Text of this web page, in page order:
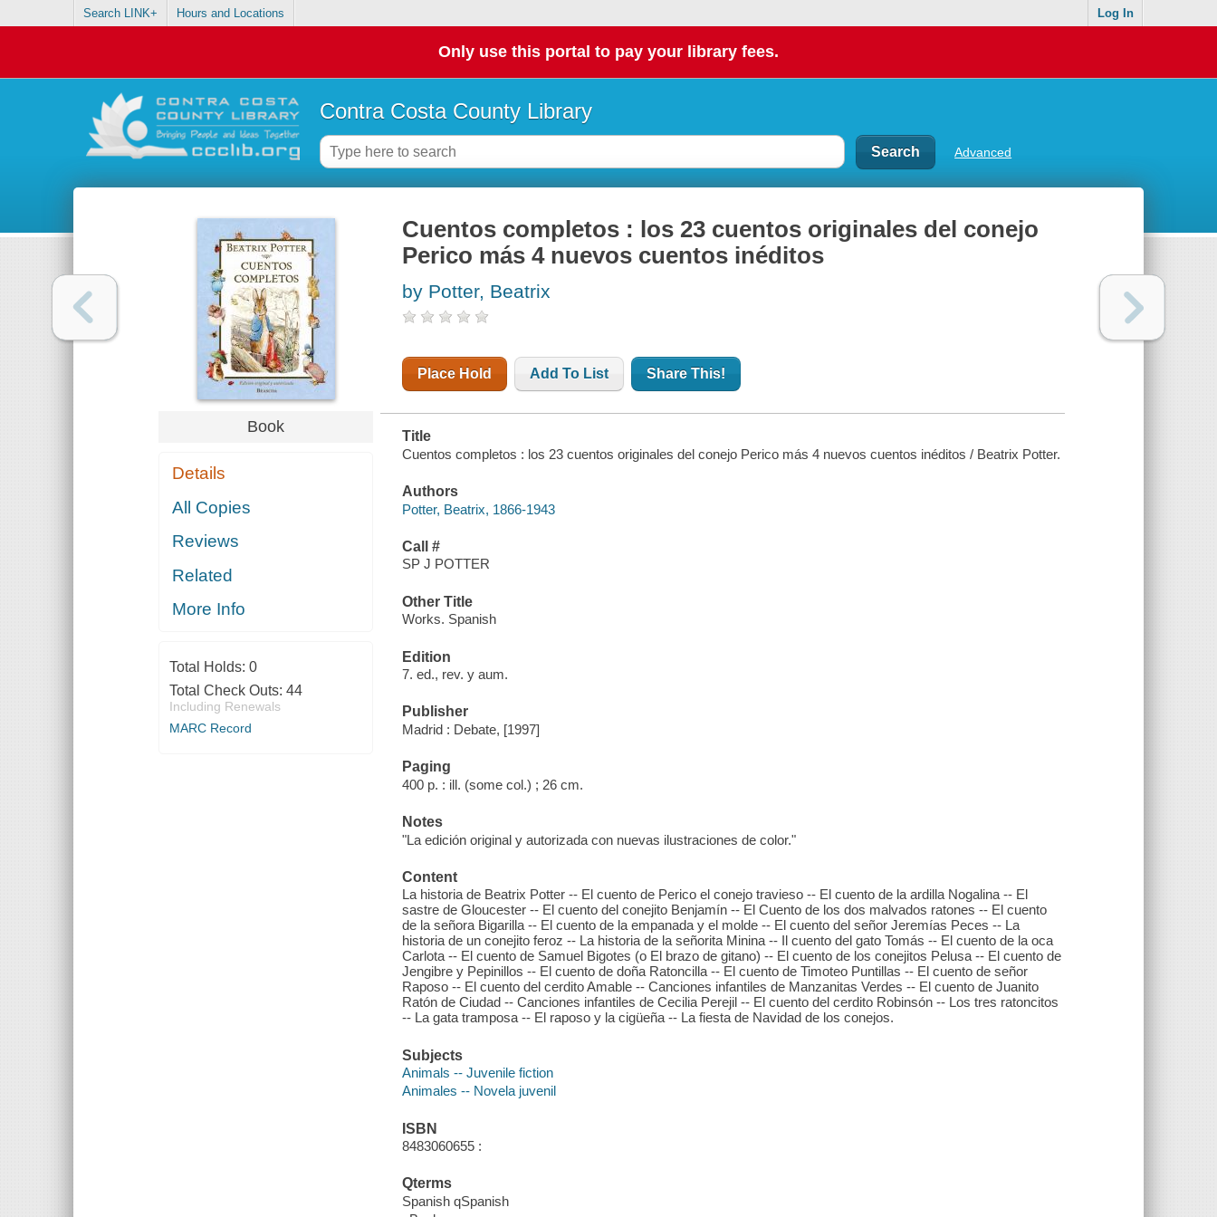
Search LINK+ Hours and Locations Log In
Only use this portal to pay your library fees.
Contra Costa County Library
Advanced
Book
Details
All Copies
Reviews
Related
More Info
Total Holds: 0
Total Check Outs: 44
Including Renewals
MARC Record
Cuentos completos : los 23 cuentos originales del conejo
Perico más 4 nuevos cuentos inéditos
by Potter, Beatrix
Place Hold Add To List Share This!
Title
Cuentos completos : los 23 cuentos originales del conejo Perico más 4 nuevos cuentos inéditos / Beatrix Potter.
Authors
Potter, Beatrix, 1866-1943
Call #
SP J POTTER
Other Title
Works. Spanish
Edition
7. ed., rev. y aum.
Publisher
Madrid : Debate, [1997]
Paging
400 p. : ill. (some col.) ; 26 cm.
Notes
"La edición original y autorizada con nuevas ilustraciones de color."
Content
La historia de Beatrix Potter -- El cuento de Perico el conejo travieso -- El cuento de la ardilla Nogalina -- El
sastre de Gloucester -- El cuento del conejito Benjamín -- El Cuento de los dos malvados ratones -- El cuento
de la señora Bigarilla -- El cuento de la empanada y el molde -- El cuento del señor Jeremías Peces -- La
historia de un conejito feroz -- La historia de la señorita Minina -- Il cuento del gato Tomás -- El cuento de la oca
Carlota -- El cuento de Samuel Bigotes (o El brazo de gitano) -- El cuento de los conejitos Pelusa -- El cuento de
Jengibre y Pepinillos -- El cuento de doña Ratoncilla -- El cuento de Timoteo Puntillas -- El cuento de señor
Raposo -- El cuento del cerdito Amable -- Canciones infantiles de Manzanitas Verdes -- El cuento de Juanito
Ratón de Ciudad -- Canciones infantiles de Cecilia Perejil -- El cuento del cerdito Robinsón -- Los tres ratoncitos
-- La gata tramposa -- El raposo y la cigüeña -- La fiesta de Navidad de los conejos.
Subjects
Animals -- Juvenile fiction
Animales -- Novela juvenil
ISBN
8483060655 :
Qterms
Spanish qSpanish